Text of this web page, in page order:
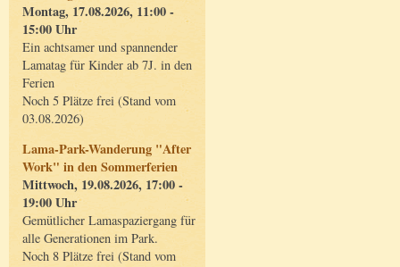
Montag, 17.08.2026, 11:00 -
15:00 Uhr
Ein achtsamer und spannender
Lamatag für Kinder ab 7J. in den
Ferien
Noch 5 Plätze frei (Stand vom
03.08.2026)
Lama-Park-Wanderung "After
Work" in den Sommerferien
Mittwoch, 19.08.2026, 17:00 -
19:00 Uhr
Gemütlicher Lamaspaziergang für
alle Generationen im Park.
Noch 8 Plätze frei (Stand vom